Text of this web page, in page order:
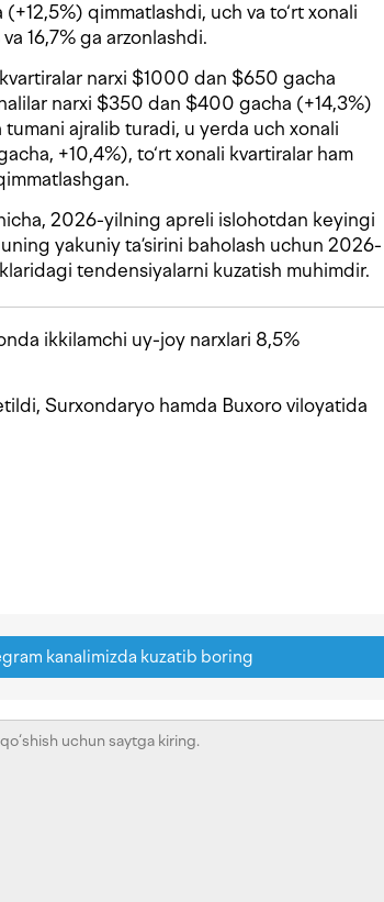
qimmatlashdi, uch va to‘rt xonali
16,7% ga arzonlashdi.
narxi $1000 dan $650 gacha
narxi $350 dan $400 gacha (+14,3%)
ajralib turadi, u yerda uch xonali
+10,4%), to‘rt xonali kvartiralar ham
2026-yilning apreli islohotdan keyingi
yakuniy ta’sirini baholash uchun 2026-
tendensiyalarni kuzatish muhimdir.
ikkilamchi uy-joy narxlari 8,5%
Surxondaryo hamda Buxoro viloyatida
kanalimizda kuzatib boring